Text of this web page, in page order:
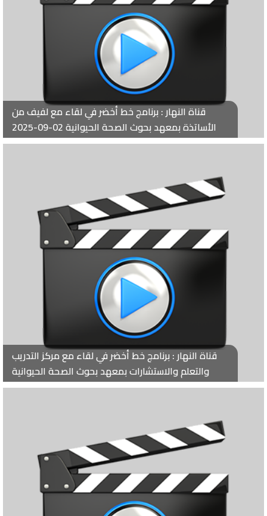
قناة النهار : برنامج خط أخضر في لقاء مع لفيف من
الأساتذة بمعهد بحوث الصحة الحيوانية 02-09-2025
قناة النهار : برنامج خط أخضر في لقاء مع مركز التدريب
والتعلم والاستشارات بمعهد بحوث الصحة الحيوانية